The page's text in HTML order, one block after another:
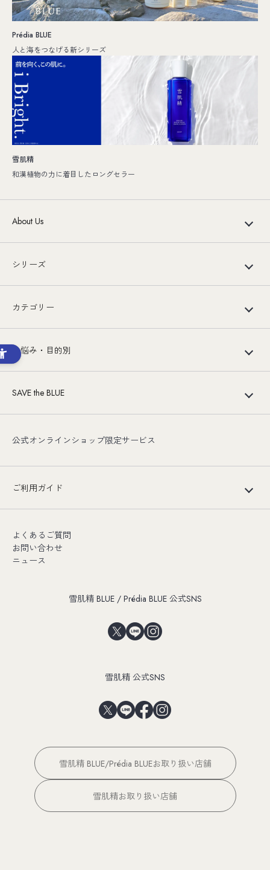
Prédia BLUE
人と海をつなげる新シリーズ
雪肌精
和漢植物の力に着目したロングセラー
About Us
シリーズ
カテゴリー
お悩み・目的別
SAVE the BLUE
公式オンラインショップ限定サービス
ご利用ガイド
よくあるご質問
お問い合わせ
ニュース
雪肌精 BLUE / Prédia BLUE 公式SNS
雪肌精 公式SNS
雪肌精 BLUE/Prédia BLUEお取り扱い店舗
雪肌精お取り扱い店舗